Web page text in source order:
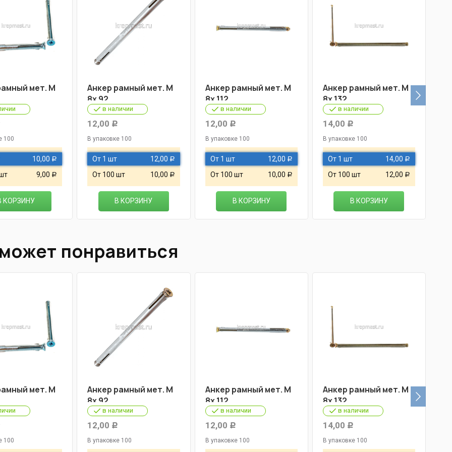
мет. М
100
10,00 Р
9,00 Р
КОРЗИНУ
Анкер рамный мет. М
8х 92
в наличии
12,00 Р
В упаковке 100
От 1 шт 12,00 Р
От 100 шт 10,00 Р
В КОРЗИНУ
Анкер рамный мет. М
8х 112
в наличии
12,00 Р
В упаковке 100
От 1 шт 12,00 Р
От 100 шт 10,00 Р
В КОРЗИНУ
Анкер рамный мет. М
8х 132
в наличии
14,00 Р
В упаковке 100
От 1 шт 14,00 Р
От 100 шт 12,00 Р
В КОРЗИНУ
понравиться
мет. М
100
Анкер рамный мет. М
8х 92
в наличии
12,00 Р
В упаковке 100
Анкер рамный мет. М
8х 112
в наличии
12,00 Р
В упаковке 100
Анкер рамный мет. М
8х 132
в наличии
14,00 Р
В упаковке 100